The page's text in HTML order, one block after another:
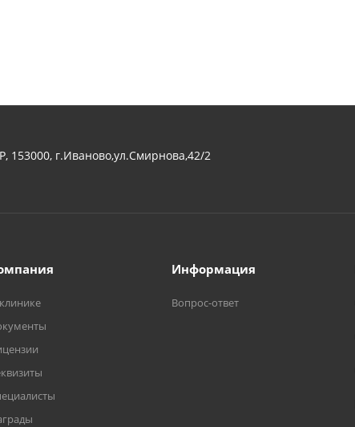
153000, г.Иваново,ул.Смирнова,42/2
Информация
Вопрос-ответ